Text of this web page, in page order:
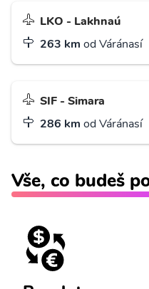
LKO - Lakhnaú
263 km od Váránasí
SIF - Simara
286 km od Váránasí
Vše, co budeš